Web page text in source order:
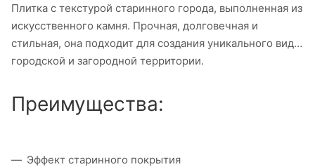
Плитка с текстурой старинного города, выполненная из
искусственного камня. Прочная, долговечная и
стильная, она подходит для создания уникального вида
городской и загородной территории.
Преимущества:
Эффект старинного покрытия